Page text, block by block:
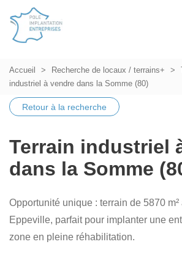
Accueil Recherche de locaux / terrains+
industriel à vendre dans la Somme (80)
Retour à la recherche
Terrain industriel
dans la Somme
Opportunité unique : terrain de 5870 m²
Eppeville, parfait pour implanter une
zone en pleine réhabilitation.